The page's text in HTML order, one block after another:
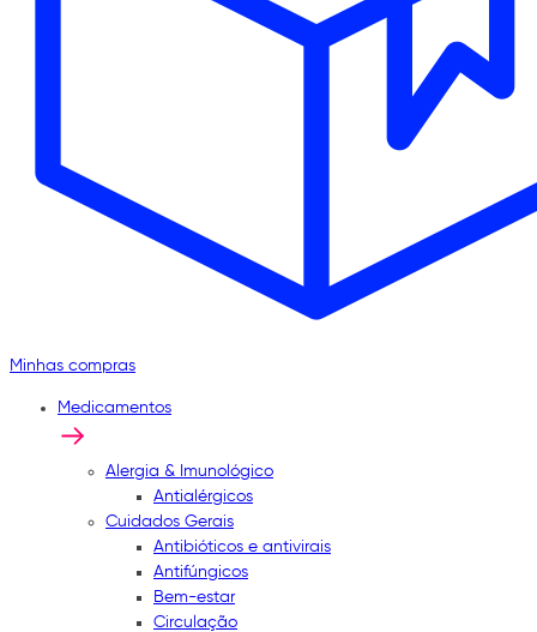
Minhas compras
Medicamentos
Alergia & Imunológico
Antialérgicos
Cuidados Gerais
Antibióticos e antivirais
Antifúngicos
Bem-estar
Circulação